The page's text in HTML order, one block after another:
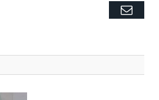
Twitter
Facebook
Google+
Pinterest
LinkedIn
Tumblr